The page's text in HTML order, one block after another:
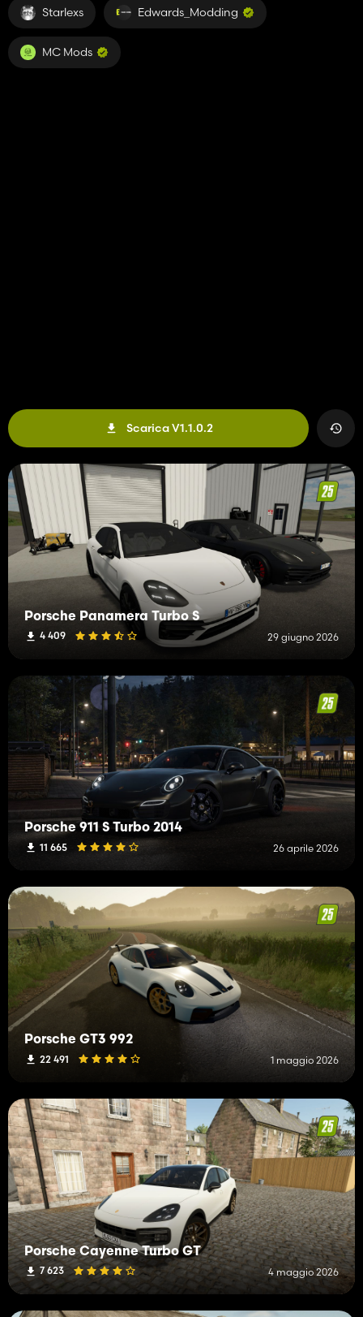
Starlexs Edwards_Modding
MC Mods
Scarica V1.1.0.2
Porsche Panamera Turbo S
4 409 29 giugno 2026
Porsche 911 S Turbo 2014
11 665 26 aprile 2026
Porsche GT3 992
22 491 1 maggio 2026
Porsche Cayenne Turbo GT
7 623 4 maggio 2026